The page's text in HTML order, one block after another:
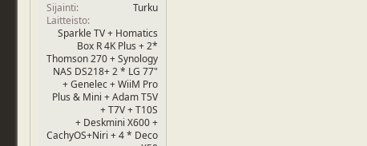
Sijainti
Turku
Laitteisto
Sparkle TV + Homatics
Box R 4K Plus + 2*
Thomson 270 + Synology
NAS DS218+ 2 * LG 77"
+ Genelec + WiiM Pro
Plus & Mini + Adam T5V
+ T7V + T10S
+ Deskmini X600 +
CachyOS+Niri + 4 * Deco